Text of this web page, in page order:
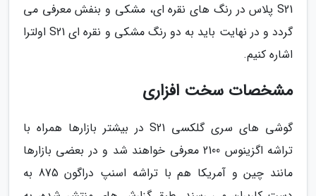
S21 پلاس در رنگ های نقره ای، مشکی و بنفش معرفی می
گردد و در نهایت باید به دو رنگ مشکی و نقره ای S21 اولترا
اشاره کنیم.
مشخصات سخت افزاری
گوشی های سری گلکسی S21 در بیشتر بازارها همراه با
تراشه اگزینوس 2100 معرفی خواهند شد و در بعضی بازارها
مانند چین و آمریکا هم با تراشه اسنپ دراگون 875 به